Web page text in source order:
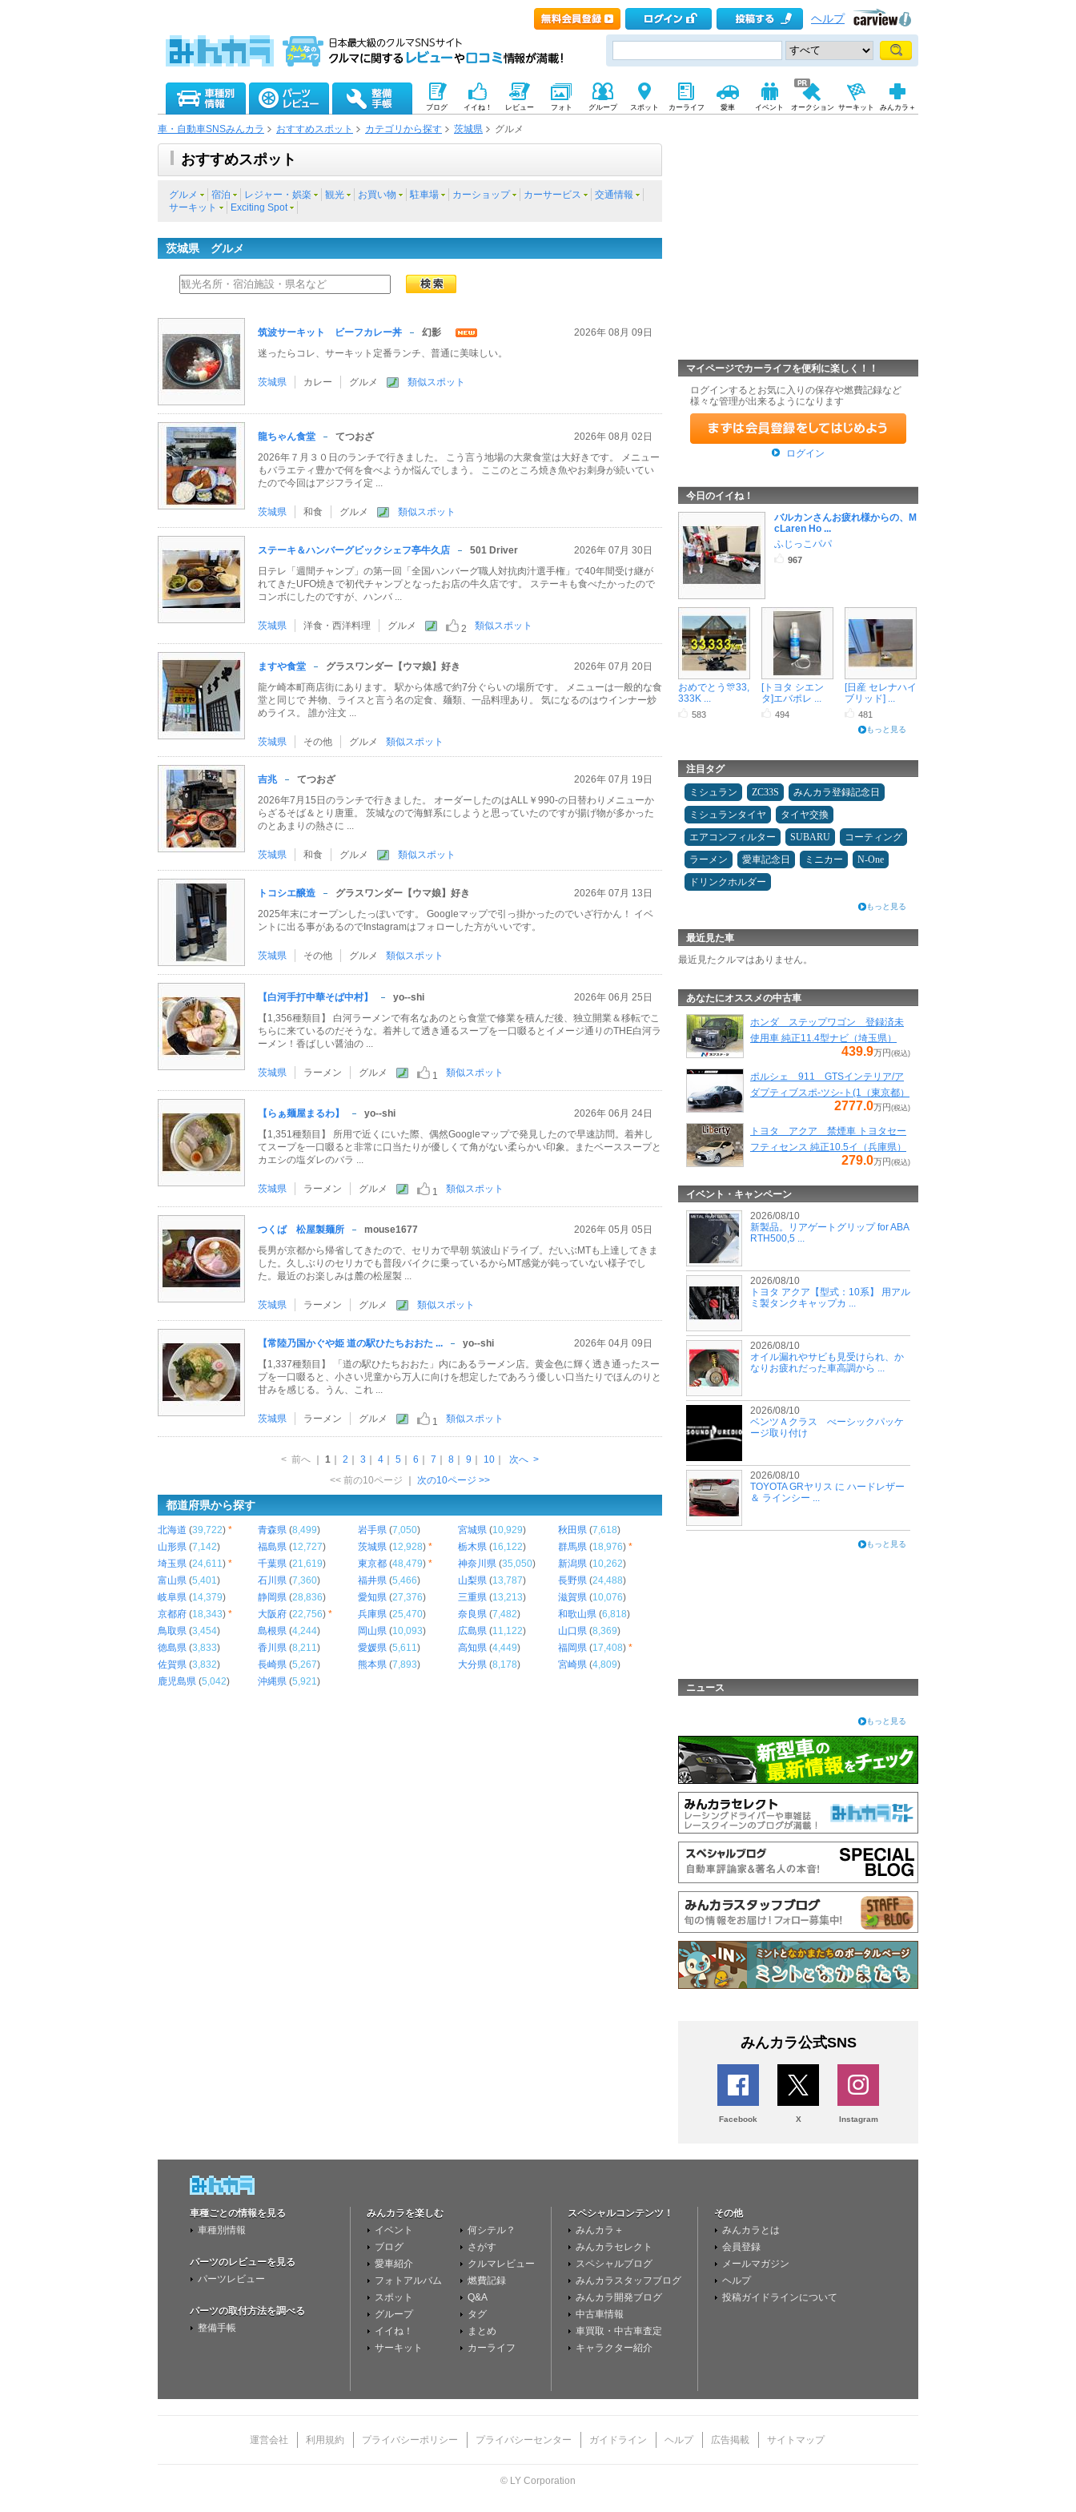
ヘルプ
ブログ イイね！ レビュー フォト グループ スポット カーライフ 愛車 イベント オークション サーキット みんカラ＋
車・自動車SNSみんカラ おすすめスポット カテゴリから探す 茨城県 グルメ
おすすめスポット
グルメ 宿泊 レジャー・娯楽 観光 お買い物 駐車場 カーショップ カーサービス
交通情報
サーキット
Exciting Spot
茨城県 グルメ
筑波サーキット ビーフカレー丼 幻影
2026年 08月 09日
迷ったらコレ、サーキット定番ランチ、普通に美味しい。
茨城県 カレー グルメ 類似スポット
龍ちゃん食堂 てつおざ
2026年 08月 02日
2026年７月３０日のランチで行きました。 こう言う地場の大衆食堂は大好きです。 メニュー
もバラエティ豊かで何を食べようか悩んでしまう。 ここのところ焼き魚やお刺身が続いてい
たので今回はアジフライ定 ...
茨城県 和食 グルメ 類似スポット
ステーキ＆ハンバーグビックシェフ亭牛久店 501 Driver
2026年 07月 30日
日テレ「週間チャンプ」の第一回「全国ハンバーグ職人対抗肉汁選手権」で40年間受け継が
れてきたUFO焼きで初代チャンプとなったお店の牛久店です。 ステーキも食べたかったので
コンボにしたのですが、ハンバ ...
茨城県 洋食・西洋料理 グルメ 2 類似スポット
ますや食堂 グラスワンダー【ウマ娘】好き
2026年 07月 20日
龍ケ崎本町商店街にあります。 駅から体感で約7分ぐらいの場所です。 メニューは一般的な食
堂と同じで 丼物、ライスと言う名の定食、麺類、一品料理あり。 気になるのはウインナー炒
めライス。 誰か注文 ...
茨城県 その他 グルメ 類似スポット
吉兆 てつおざ
2026年 07月 19日
2026年7月15日のランチで行きました。 オーダーしたのはALL￥990-の日替わりメニューか
らざるそば＆とり唐重。 茨城なので海鮮系にしようと思っていたのですが揚げ物が多かった
のとあまりの熱さに ...
茨城県 和食 グルメ 類似スポット
トコシエ醸造 グラスワンダー【ウマ娘】好き
2026年 07月 13日
2025年末にオープンしたっぽいです。 Googleマップで引っ掛かったのでいざ行かん！ イベ
ントに出る事があるのでInstagramはフォローした方がいいです。
茨城県 その他 グルメ 類似スポット
【白河手打中華そば中村】 yo--shi
2026年 06月 25日
【1,356種類目】 白河ラーメンで有名なあのとら食堂で修業を積んだ後、独立開業＆移転でこ
ちらに来ているのだそうな。着丼して透き通るスープを一口啜るとイメージ通りのTHE白河ラ
ーメン！香ばしい醤油の ...
茨城県 ラーメン グルメ 1 類似スポット
【らぁ麺屋まるわ】 yo--shi
2026年 06月 24日
【1,351種類目】 所用で近くにいた際、偶然Googleマップで発見したので早速訪問。着丼し
てスープを一口啜ると非常に口当たりが優しくて角がない柔らかい印象。またベーススープと
カエシの塩ダレのバラ ...
茨城県 ラーメン グルメ 1 類似スポット
つくば 松屋製麺所 mouse1677
2026年 05月 05日
長男が京都から帰省してきたので、セリカで早朝 筑波山ドライブ。だいぶMTも上達してきま
した。久しぶりのセリカでも普段バイクに乗っているからMT感覚が鈍っていない様子でし
た。最近のお楽しみは麓の松屋製 ...
茨城県 ラーメン グルメ 類似スポット
【常陸乃国かぐや姫 道の駅ひたちおおた ... yo--shi
2026年 04月 09日
【1,337種類目】 「道の駅ひたちおおた」内にあるラーメン店。黄金色に輝く透き通ったスー
プを一口啜ると、小さい児童から万人に向けを想定したであろう優しい口当たりでほんのりと
甘みを感じる。うん、これ ...
茨城県 ラーメン グルメ 1 類似スポット
< 前へ 1 2 3 4 5 6 7 8 9 10 次へ >
<< 前の10ページ
次の10ページ >>
都道府県から探す
北海道 (39,722) * 青森県 (8,499) 岩手県 (7,050) 宮城県 (10,929) 秋田県 (7,618)
山形県 (7,142) 福島県 (12,727) 茨城県 (12,928) * 栃木県 (16,122) 群馬県 (18,976) *
埼玉県 (24,611) * 千葉県 (21,619) 東京都 (48,479) * 神奈川県 (35,050) 新潟県 (10,262)
富山県 (5,401) 石川県 (7,360) 福井県 (5,466) 山梨県 (13,787) 長野県 (24,488)
岐阜県 (14,379) 静岡県 (28,836) 愛知県 (27,376) 三重県 (13,213) 滋賀県 (10,076)
京都府 (18,343) * 大阪府 (22,756) * 兵庫県 (25,470) 奈良県 (7,482) 和歌山県 (6,818)
鳥取県 (3,454) 島根県 (4,244) 岡山県 (10,093) 広島県 (11,122) 山口県 (8,369)
徳島県 (3,833) 香川県 (8,211) 愛媛県 (5,611) 高知県 (4,449) 福岡県 (17,408) *
佐賀県 (3,832) 長崎県 (5,267) 熊本県 (7,893) 大分県 (8,178) 宮崎県 (4,809)
鹿児島県 (5,042) 沖縄県 (5,921)
マイページでカーライフを便利に楽しく！！
ログインするとお気に入りの保存や燃費記録など
様々な管理が出来るようになります
ログイン
今日のイイね！
バルカンさんお疲れ様からの、M
cLaren Ho ...
ふじっこパパ
967
おめでとう🎊33,
333K ...
583
[トヨタ シエン
タ]エバポレ ...
494
[日産 セレナハイ
ブリッド] ...
481
もっと見る
注目タグ
ミシュラン ZC33S
みんカラ登録記念日
ミシュランタイヤ
タイヤ交換
エアコンフィルター
SUBARU
コーティング
ラーメン
愛車記念日 ミニカー
N-One
ドリンクホルダー
もっと見る
最近見た車
最近見たクルマはありません。
あなたにオススメの中古車
ホンダ ステップワゴン 登録済未
使用車 純正11.4型ナビ（埼玉県）
439.9万円(税込)
ポルシェ 911 GTSインテリア/ア
ダプティブスポ-ツシ-ト(1（東京都）
2777.0万円(税込)
トヨタ アクア 禁煙車 トヨタセー
フティセンス 純正10.5イ（兵庫県）
279.0万円(税込)
イベント・キャンペーン
2026/08/10
新製品。リアゲートグリップ for ABA
RTH500,5 ...
2026/08/10
トヨタ アクア【型式：10系】 用アル
ミ製タンクキャップカ ...
2026/08/10
オイル漏れやサビも見受けられ、か
なりお疲れだった車高調から ...
2026/08/10
ベンツＡクラス べーシックパッケ
ージ取り付け
2026/08/10
TOYOTA GRヤリス に ハードレザー
＆ ラインシー ...
もっと見る
ニュース
もっと見る
みんカラ公式SNS
Facebook X Instagram
車種ごとの情報を見る
車種別情報
パーツのレビューを見る
パーツレビュー
パーツの取付方法を調べる
整備手帳
みんカラを楽しむ
イベント
ブログ
愛車紹介
フォトアルバム
スポット
グループ
イイね！
サーキット
何シテル？
さがす
クルマレビュー
燃費記録
Q&A
タグ
まとめ
カーライフ
スペシャルコンテンツ！
みんカラ＋
みんカラセレクト
スペシャルブログ
みんカラスタッフブログ
みんカラ開発ブログ
中古車情報
車買取・中古車査定
キャラクター紹介
その他
みんカラとは
会員登録
メールマガジン
ヘルプ
投稿ガイドラインについて
運営会社 利用規約 プライバシーポリシー プライバシーセンター ガイドライン ヘルプ 広告掲載 サイトマップ
© LY Corporation